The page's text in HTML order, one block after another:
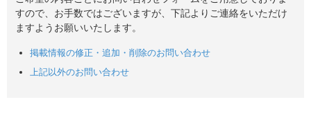
すので、お手数ではございますが、下記よりご連絡をいただけ
ますようお願いいたします。
掲載情報の修正・追加・削除のお問い合わせ
上記以外のお問い合わせ